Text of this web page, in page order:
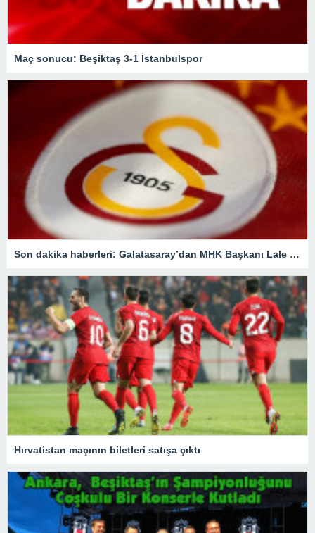
Maç sonucu: Beşiktaş 3-1 İstanbulspor
Son dakika haberleri: Galatasaray’dan MHK Başkanı Lale Orta hakkında flaş açıklama
Hırvatistan maçının biletleri satışa çıktı